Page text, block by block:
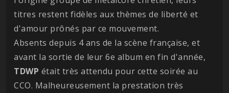
titres restent fidèles aux thèmes de liberté et
d'amour prônés par ce mouvement.
Absents depuis 4 ans de la scène française, et
avant la sortie de leur 6e album en fin d'année,
TDWP était très attendu pour cette soirée au
CCO. Malheureusement la prestation très